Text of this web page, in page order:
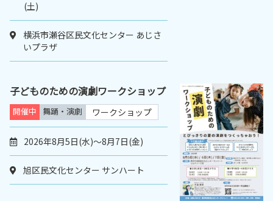
(土)
横浜市瀬谷区民文化センター あじさ
いプラザ
子どものための演劇ワークショップ
開催中 舞踊・演劇 ワークショップ
2026年8月5日(水)～8月7日(金)
旭区民文化センター サンハート